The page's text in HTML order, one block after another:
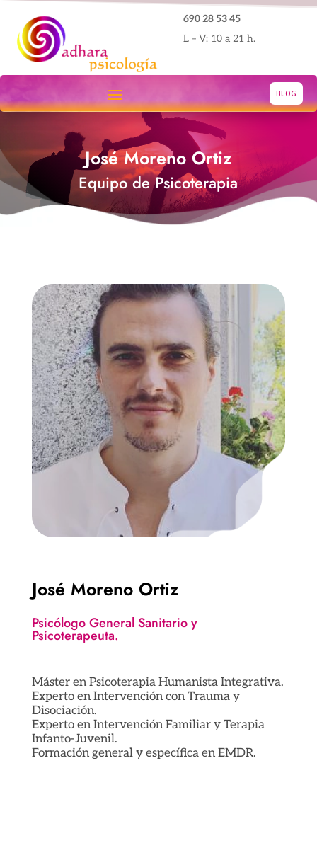
690 28 53 45
L – V: 10 a 21 h.
BLOG
José Moreno Ortiz
Equipo de Psicoterapia
José Moreno Ortiz
Psicólogo General Sanitario y
Psicoterapeuta.
Máster en Psicoterapia Humanista Integrativa.
Experto en Intervención con Trauma y
Disociación.
Experto en Intervención Familiar y Terapia
Infanto-Juvenil.
Formación general y específica en EMDR.